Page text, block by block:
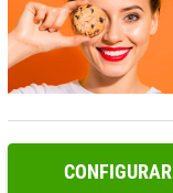
DE BATERÍA
de tu móvil y
CONFIGURAR